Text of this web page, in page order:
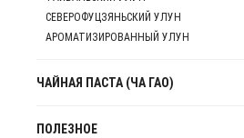
СЕВЕРОФУЦЗЯНЬСКИЙ УЛУН
АРОМАТИЗИРОВАННЫЙ УЛУН
ЧАЙНАЯ ПАСТА (ЧА ГАО)
ПОЛЕЗНОЕ